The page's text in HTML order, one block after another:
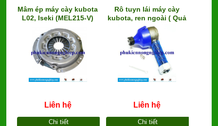
Mâm ép máy cày kubota
L02, Iseki (MEL215-V)
Liên hệ
Chi tiết
Rô tuyn lái máy cày
kubota, ren ngoài ( Quả
táo, khớp lái)
Liên hệ
Chi tiết